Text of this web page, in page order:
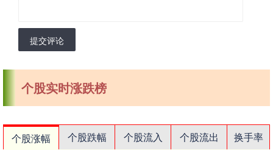
提交评论
个股实时涨跌榜
个股涨幅 个股跌幅 个股流入 个股流出
换手率